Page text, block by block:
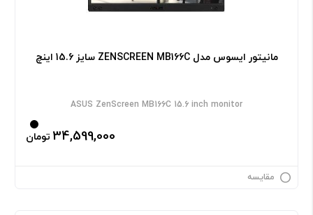
مانیتور ایسوس مدل ZENSCREEN MB166C سایز 15.6 اینچ
ASUS ZenScreen MB166C 15.6 inch monitor
34,599,000 تومان
مقایسه